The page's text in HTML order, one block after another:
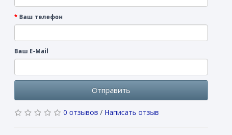
Ваш телефон
Ваш E-Mail
Отправить
0 отзывов / Написать отзыв